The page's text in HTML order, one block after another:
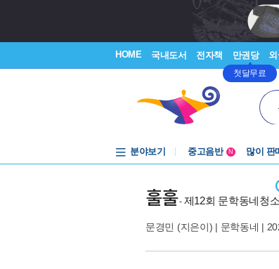
HOME 국내도서 전자책 만권당
첫달무료
분야보기
중고음반
N 많이 판
훌훌- 제12회 문학동네청
문경민 (지은이) | 문학동네 |